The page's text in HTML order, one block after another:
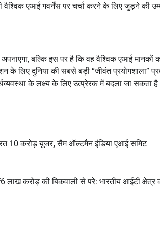
एआई गवर्नेंस पर चर्चा करने के लिए जुड़ने की
बल्कि इस पर है कि वह वैश्विक एआई
लिए दुनिया की सबसे बड़ी “जीवंत प्रयोगशाला”
के लक्ष्य के लिए उत्प्रेरक में बदला जा सकता
10 करोड़ यूजर,सैम ऑल्टमैन इंडिया एआई समिट
लाख करोड़ की बिकवाली से परे: भारतीय आईटी क्षेत्र